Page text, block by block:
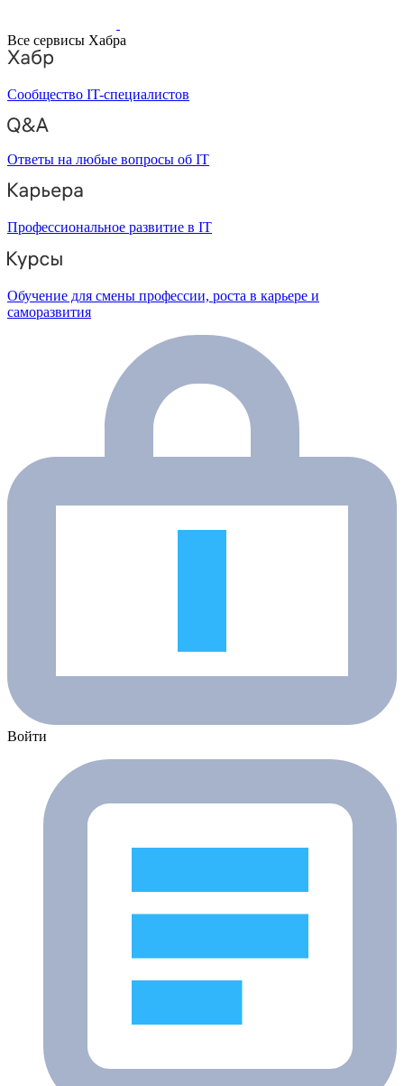
Все сервисы Хабра
Сообщество IT-специалистов
Ответы на любые вопросы об IT
Профессиональное развитие в IT
Обучение для смены профессии, роста в карьере и
саморазвития
Войти